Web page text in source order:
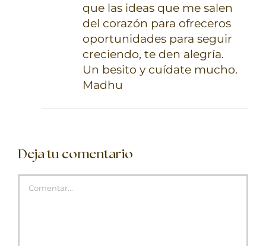
que las ideas que me salen
del corazón para ofreceros
oportunidades para seguir
creciendo, te den alegría.
Un besito y cuídate mucho.
Madhu
Deja tu comentario